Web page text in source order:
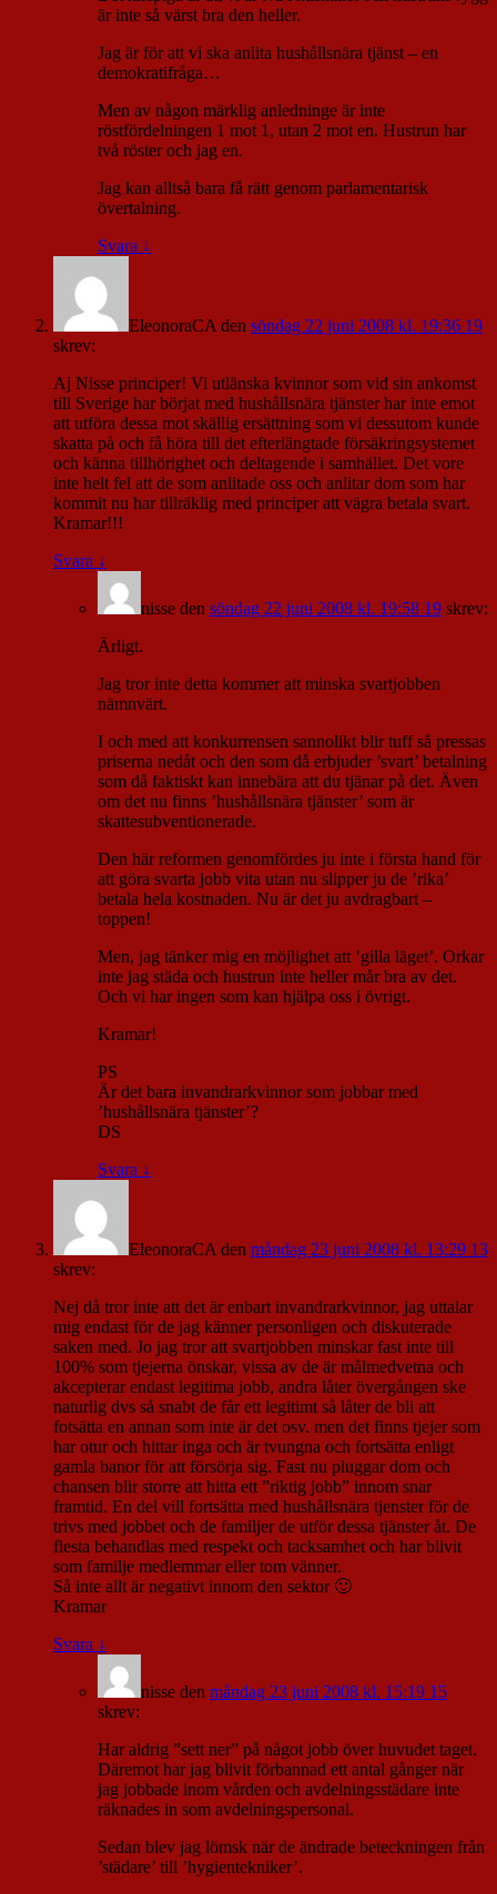
är inte så värst bra den heller.
Jag är för att vi ska anlita hushållsnära tjänst – en
demokratifråga…
Men av någon märklig anledninge är inte
röstfördelningen 1 mot 1, utan 2 mot en. Hustrun har
två röster och jag en.
Jag kan alltså bara få rätt genom parlamentarisk
övertalning.
Svara ↓
EleonoraCA den söndag 22 juni 2008 kl. 19:36 19
skrev:
Aj Nisse principer! Vi utlänska kvinnor som vid sin ankomst
till Sverige har börjat med hushållsnära tjänster har inte emot
att utföra dessa mot skällig ersättning som vi dessutom kunde
skatta på och få höra till det efterlängtade försäkringsystemet
och känna tillhörighet och deltagende i samhället. Det vore
inte helt fel att de som anlitade oss och anlitar dom som har
kommit nu har tillräklig med principer att vägra betala svart.
Kramar!!!
Svara ↓
nisse den söndag 22 juni 2008 kl. 19:58 19 skrev:
Ärligt.
Jag tror inte detta kommer att minska svartjobben
nämnvärt.
I och med att konkurrensen sannolikt blir tuff så pressas
priserna nedåt och den som då erbjuder ’svart’ betalning
som då faktiskt kan innebära att du tjänar på det. Även
om det nu finns ’hushållsnära tjänster’ som är
skattesubventionerade.
Den här reformen genomfördes ju inte i första hand för
att göra svarta jobb vita utan nu slipper ju de ’rika’
betala hela kostnaden. Nu är det ju avdragbart –
toppen!
Men, jag tänker mig en möjlighet att ’gilla läget’. Orkar
inte jag städa och hustrun inte heller mår bra av det.
Och vi har ingen som kan hjälpa oss i övrigt.
Kramar!
PS
Är det bara invandrarkvinnor som jobbar med
’hushållsnära tjänster’?
DS
Svara ↓
EleonoraCA den måndag 23 juni 2008 kl. 13:29 13
skrev:
Nej då tror inte att det är enbart invandrarkvinnor, jag uttalar
mig endast för de jag känner personligen och diskuterade
saken med. Jo jag tror att svartjobben minskar fast inte till
100% som tjejerna önskar, vissa av de är målmedvetna och
akcepterar endast legitima jobb, andra låter övergången ske
naturlig dvs så snabt de får ett legitimt så låter de bli att
fotsätta en annan som inte är det osv. men det finns tjejer som
har otur och hittar inga och är tvungna och fortsätta enligt
gamla banor för att försörja sig. Fast nu pluggar dom och
chansen blir storre att hitta ett ”riktig jobb” innom snar
framtid. En del vill fortsätta med hushållsnära tjenster för de
trivs med jobbet och de familjer de utför dessa tjänster åt. De
flesta behandlas med respekt och tacksamhet och har blivit
som familje medlemmar eller tom vänner.
Så inte allt är negativt innom den sektor 🙂
Kramar
Svara ↓
nisse den måndag 23 juni 2008 kl. 15:19 15
skrev:
Har aldrig ”sett ner” på något jobb över huvudet taget.
Däremot har jag blivit förbannad ett antal gånger när
jag jobbade inom vården och avdelningsstädare inte
räknades in som avdelningspersonal.
Sedan blev jag lömsk när de ändrade beteckningen från
’städare’ till ’hygientekniker’.